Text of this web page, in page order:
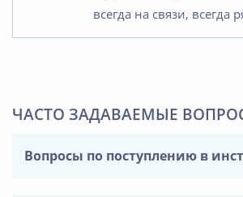
всегда на связи, всегда
ЧАСТО ЗАДАВАЕМЫЕ
Вопросы по поступлению в